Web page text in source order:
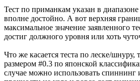
Тест по приманкам указан в
вполне достойно. А вот верхняя
максимальное значение заявленного
достиг должного уровня или хоть
Что же касается теста по леске/
размером #0.3 по японской
случае можно использовать